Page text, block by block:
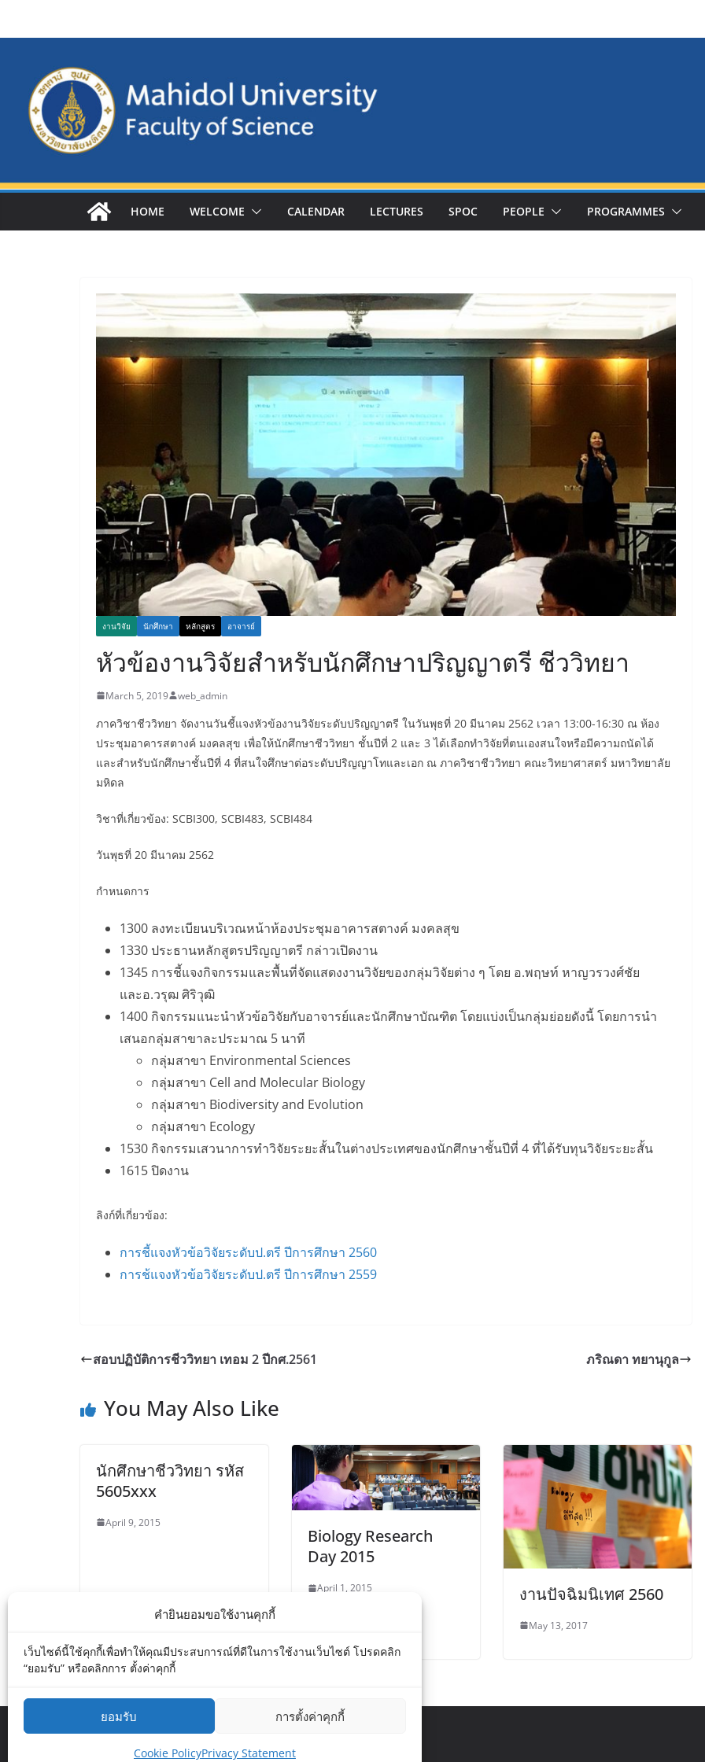
คำยินยอมขอใช้งานคุกกี้
เว็บไซต์นี้ใช้คุกกี้เพื่อทำให้คุณมีประสบการณ์ที่ดีในการใช้งานเว็บไซต์ โปรดคลิก
“ยอมรับ” หรือคลิกการ ตั้งค่าคุกกี้
ยอมรับ การตั้งค่าคุกกี้
Cookie PolicyPrivacy Statement
HOME WELCOME CALENDAR LECTURES SPOC PEOPLE PROGRAMMES
งานวิจัย นักศึกษา หลักสูตร อาจารย์
หัวข้องานวิจัยสำหรับนักศึกษาปริญญาตรี ชีววิทยา
March 5, 2019 web_admin
ภาควิชาชีววิทยา จัดงานวันชี้แจงหัวข้องานวิจัยระดับปริญญาตรี ในวันพุธที่ 20 มีนาคม 2562 เวลา 13:00-16:30 ณ ห้อง
ประชุมอาคารสตางค์ มงคลสุข เพื่อให้นักศึกษาชีววิทยา ชั้นปีที่ 2 และ 3 ได้เลือกทำวิจัยที่ตนเองสนใจหรือมีความถนัดได้
และสำหรับนักศึกษาชั้นปีที่ 4 ที่สนใจศึกษาต่อระดับปริญญาโทและเอก ณ ภาควิชาชีววิทยา คณะวิทยาศาสตร์ มหาวิทยาลัย
มหิดล
วิชาที่เกี่ยวข้อง: SCBI300, SCBI483, SCBI484
วันพุธที่ 20 มีนาคม 2562
กำหนดการ
1300 ลงทะเบียนบริเวณหน้าห้องประชุมอาคารสตางค์ มงคลสุข
1330 ประธานหลักสูตรปริญญาตรี กล่าวเปิดงาน
1345 การชี้แจงกิจกรรมและพื้นที่จัดแสดงงานวิจัยของกลุ่มวิจัยต่าง ๆ โดย อ.พฤษท์ หาญวรวงศ์ชัย
และอ.วรุฒ ศิริวุฒิ
1400 กิจกรรมแนะนำหัวข้อวิจัยกับอาจารย์และนักศึกษาบัณฑิต โดยแบ่งเป็นกลุ่มย่อยดังนี้ โดยการนำ
เสนอกลุ่มสาขาละประมาณ 5 นาที
กลุ่มสาขา Environmental Sciences
กลุ่มสาขา Cell and Molecular Biology
กลุ่มสาขา Biodiversity and Evolution
กลุ่มสาขา Ecology
1530 กิจกรรมเสวนาการทำวิจัยระยะสั้นในต่างประเทศของนักศึกษาชั้นปีที่ 4 ที่ได้รับทุนวิจัยระยะสั้น
1615 ปิดงาน
ลิงก์ที่เกี่ยวข้อง:
การชี้แจงหัวข้อวิจัยระดับป.ตรี ปีการศึกษา 2560
การช้แจงหัวข้อวิจัยระดับป.ตรี ปีการศึกษา 2559
สอบปฏิบัติการชีววิทยา เทอม 2 ปีกศ.2561 ภริณดา ทยานุกูล
You May Also Like
นักศึกษาชีววิทยา รหัส
5605xxx
April 9, 2015
Biology Research
Day 2015
April 1, 2015 งานปัจฉิมนิเทศ 2560
May 13, 2017
Copyright © 2026Department of Biology MU
ColorMagby ThemeGrill. Powered by